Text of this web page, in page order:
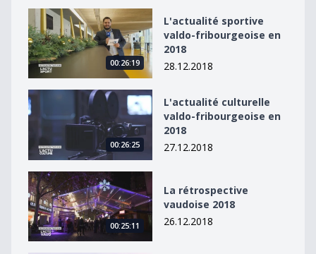
L&#039;actualité sportive valdo-fribourgeoise en 2018
00:26:19
L'actualité sportive
valdo-fribourgeoise en
2018
28.12.2018
L&#039;actualité culturelle valdo-fribourgeoise en
00:26:25
L'actualité culturelle
valdo-fribourgeoise en
2018
27.12.2018
La rétrospective vaudoise 2018
00:25:11
La rétrospective
vaudoise 2018
26.12.2018